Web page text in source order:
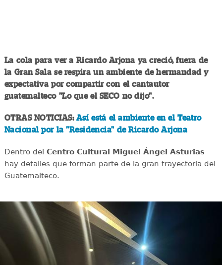
La cola para ver a Ricardo Arjona ya creció, fuera de
la Gran Sala se respira un ambiente de hermandad y
expectativa por compartir con el cantautor
guatemalteco "Lo que el SECO no dijo".
OTRAS NOTICIAS: Así está el ambiente en el Teatro
Nacional por la "Residencia" de Ricardo Arjona
Dentro del Centro Cultural Miguel Ángel Asturias
hay detalles que forman parte de la gran trayectoria del
Guatemalteco.